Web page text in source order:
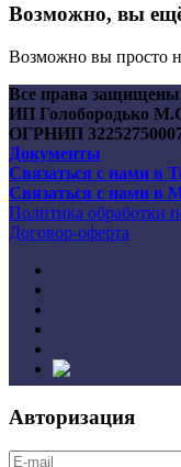
Возможно, вы
Возможно вы просто
Все права
ИП Голобородько
ОГРНИП
Документы
Связаться с нами в
Связаться с нами в
Политика обработки
Договор-оферта
Авторизация